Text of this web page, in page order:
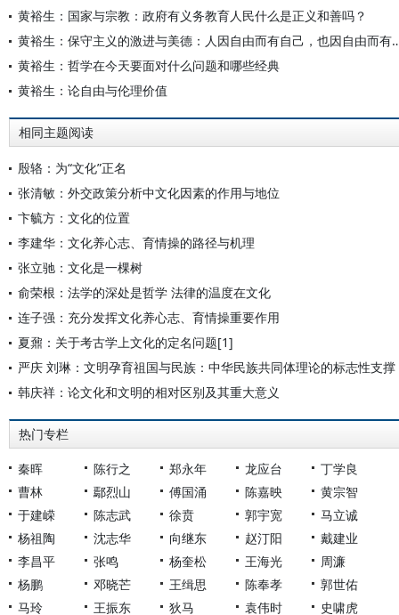
黄裕生：国家与宗教：政府有义务教育人民什么是正义和善吗？
黄裕生：保守主义的激进与美
黄裕生：哲学在今天要面对什么问题和哪些经典
黄裕生：论自由与伦理价值
相同主题阅读
殷辂：为“文化”正名
张清敏：外交政策分析中文化因素的作用与地位
卞毓方：文化的位置
李建华：文化养心志、育情操的路径与机理
张立驰：文化是一棵树
俞荣根：法学的深处是哲学 法律的温度在文化
连子强：充分发挥文化养心志、育情操重要作用
夏鼐：关于考古学上文化的定名问题[1]
严庆 刘琳：文明孕育祖国与民族：中华民族共同体理论的标志性支撑
韩庆祥：论文化和文明的相对区别及其重大意义
热门专栏
秦晖 陈行之 郑永年 龙应台
丁学良
曹林
鄢烈山 傅国涌 陈嘉映
黄宗智
于建嵘
陈志武 徐贲 郭宇宽
马立诚
杨祖陶
沈志华 向继东 赵汀阳
戴建业
李昌平
张鸣 杨奎松 王海光
周濂
杨鹏
邓晓芒 王缉思 陈奉孝
郭世佑
马玲
王振东 狄马 袁伟时 史啸虎